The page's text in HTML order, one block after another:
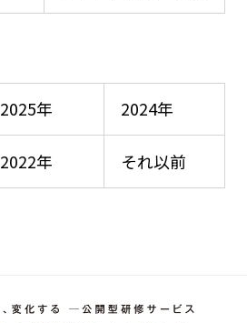
2025年 2024年
2022年 それ以前